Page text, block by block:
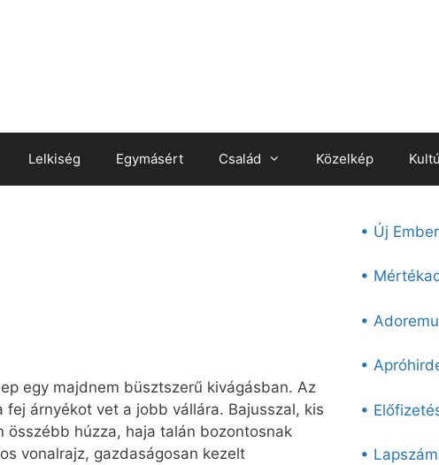
Lelkiség Egymásért Család Közelkép
egy majdnem büsztszerű kivágásban. Az
árnyékot vet a jobb vállára. Bajusszal, kis
összébb húzza, haja talán bozontosnak
vonalrajz, gazdaságosan kezelt
• Új
•
•
•
•
•